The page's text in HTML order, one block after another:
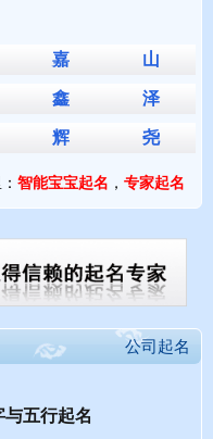
嘉 山
鑫 泽
辉 尧
智能宝宝起名 ， 专家起名
公司起名
五行起名